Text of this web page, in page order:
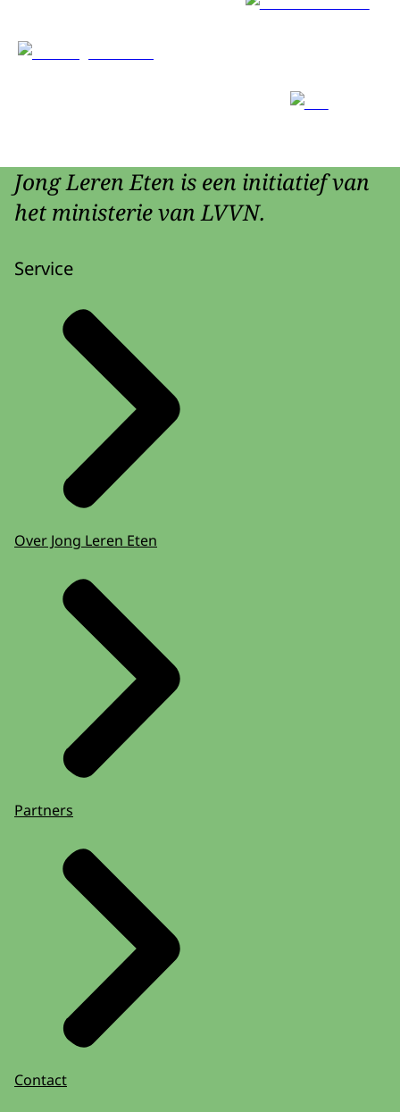
Jong Leren Eten is een initiatief van
het ministerie van LVVN.
Service
Over Jong Leren Eten
Partners
Contact